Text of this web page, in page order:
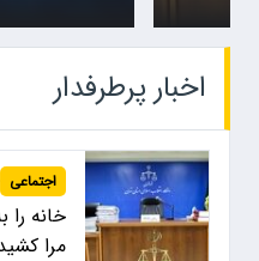
اخبار پرطرفدار
اجتماعی
خانه را
مرا